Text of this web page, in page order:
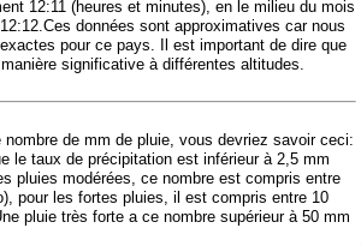
12:11 (heures et minutes), en le milieu du mois
données sont approximatives car nous
pour ce pays. Il est important de dire que
significative à différentes altitudes.
nombre de mm de pluie, vous devriez savoir ceci:
le taux de précipitation est inférieur à 2,5 mm
pluies modérées, ce nombre est compris entre
pour les fortes pluies, il est compris entre 10
pluie très forte a ce nombre supérieur à 50 mm